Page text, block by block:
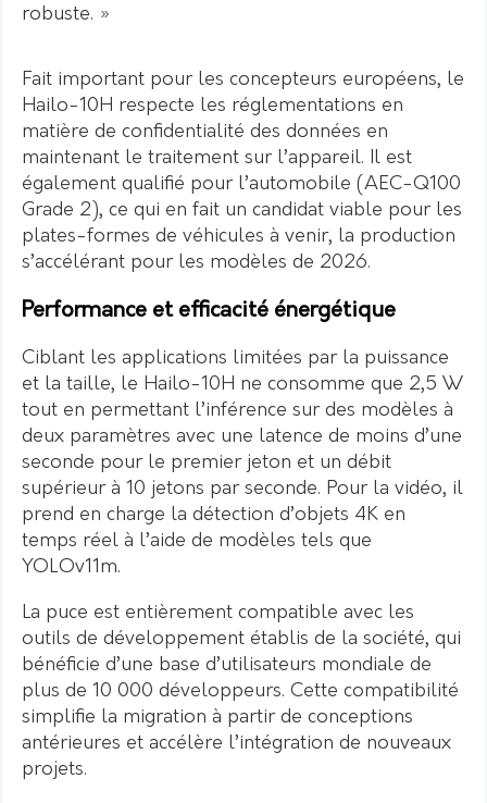
robuste. »
Fait important pour les concepteurs européens, le
Hailo-10H respecte les réglementations en
matière de confidentialité des données en
maintenant le traitement sur l’appareil. Il est
également qualifié pour l’automobile (AEC-Q100
Grade 2), ce qui en fait un candidat viable pour les
plates-formes de véhicules à venir, la production
s’accélérant pour les modèles de 2026.
Performance et efficacité énergétique
Ciblant les applications limitées par la puissance
et la taille, le Hailo-10H ne consomme que 2,5 W
tout en permettant l’inférence sur des modèles à
deux paramètres avec une latence de moins d’une
seconde pour le premier jeton et un débit
supérieur à 10 jetons par seconde. Pour la vidéo, il
prend en charge la détection d’objets 4K en
temps réel à l’aide de modèles tels que
YOLOv11m.
La puce est entièrement compatible avec les
outils de développement établis de la société, qui
bénéficie d’une base d’utilisateurs mondiale de
plus de 10 000 développeurs. Cette compatibilité
simplifie la migration à partir de conceptions
antérieures et accélère l’intégration de nouveaux
projets.